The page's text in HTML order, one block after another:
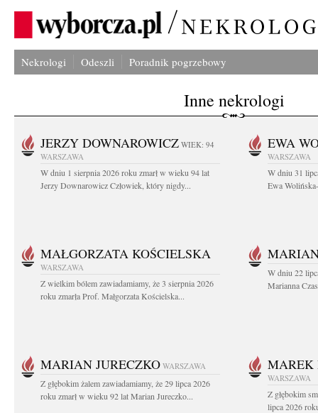
Nekrologi Odeszli Poradnik pogrzebowy
Inne nekrologi
JERZY DOWNAROWICZ WIEK: 94
WARSZAWA
W dniu 1 sierpnia 2026 roku zmarł w wieku 94 lat
Jerzy Downarowicz Człowiek, który nigdy...
EWA
WARSZAWA
W dniu 31
Ewa
MAŁGORZATA KOŚCIELSKA
WARSZAWA
Z wielkim bólem zawiadamiamy, że 3 sierpnia 2026
roku zmarła Prof. Małgorzata Kościelska...
W dniu 22
Marianna
MARIAN JURECZKO WARSZAWA
Z głębokim żalem zawiadamiamy, że 29 lipca 2026
roku zmarł w wieku 92 lat Marian Jureczko...
MAREK
WARSZAWA
Z głębokim
lipca 2026